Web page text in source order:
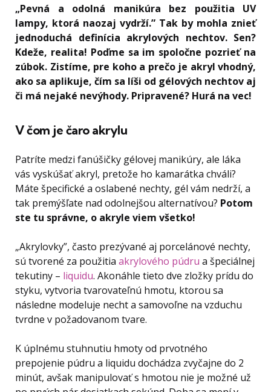
„Pevná a odolná manikúra bez použitia UV
lampy, ktorá naozaj vydrží.” Tak by mohla znieť
jednoduchá definícia akrylových nechtov. Sen?
Kdeže, realita! Poďme sa im spoločne pozrieť na
zúbok. Zistíme, pre koho a prečo je akryl vhodný,
ako sa aplikuje, čím sa líši od gélových nechtov aj
či má nejaké nevýhody. Pripravené? Hurá na vec!
V čom je čaro akrylu
Patríte medzi fanúšičky gélovej manikúry, ale láka
vás vyskúšať akryl, pretože ho kamarátka chváli?
Máte špecifické a oslabené nechty, gél vám nedrží, a
tak premýšľate nad odolnejšou alternatívou? Potom
ste tu správne, o akryle viem všetko!
„Akrylovky”, často prezývané aj porcelánové nechty,
sú tvorené za použitia akrylového púdru a špeciálnej
tekutiny – liquidu. Akonáhle tieto dve zložky prídu do
styku, vytvoria tvarovateľnú hmotu, ktorou sa
následne modeluje necht a samovoľne na vzduchu
tvrdne v požadovanom tvare.
K úplnému stuhnutiu hmoty od prvotného
prepojenie púdru a liquidu dochádza zvyčajne do 2
minút, avšak manipulovať s hmotou nie je možné už